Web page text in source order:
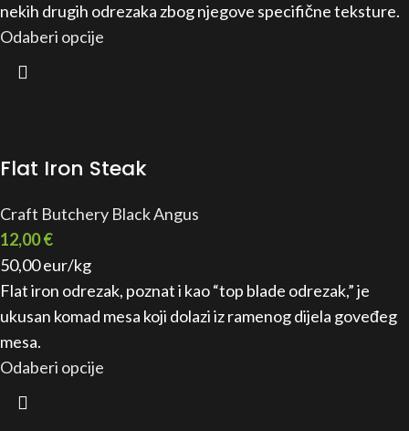
nekih drugih odrezaka zbog njegove specifične teksture.
Odaberi opcije
Flat Iron Steak
Craft Butchery Black Angus
12,00€
50,00 eur/kg
Flat iron odrezak, poznat i kao “top blade odrezak,” je
ukusan komad mesa koji dolazi iz ramenog dijela goveđeg
mesa.
Odaberi opcije